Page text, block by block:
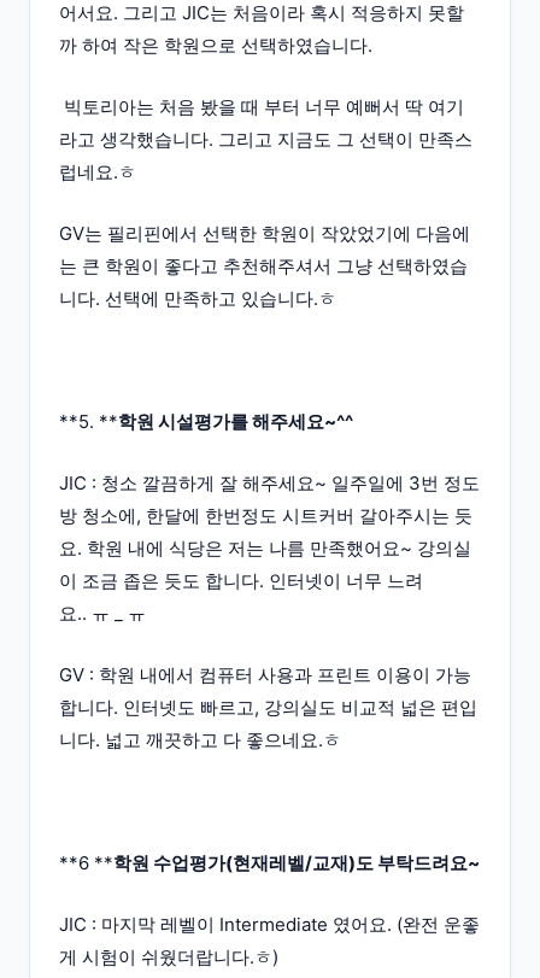
어서요. 그리고 JIC는 처음이라 혹시 적응하지 못할
까 하여 작은 학원으로 선택하였습니다.
빅토리아는 처음 봤을 때 부터 너무 예뻐서 딱 여기
라고 생각했습니다. 그리고 지금도 그 선택이 만족스
럽네요.ㅎ
GV는 필리핀에서 선택한 학원이 작았었기에 다음에
는 큰 학원이 좋다고 추천해주셔서 그냥 선택하였습
니다. 선택에 만족하고 있습니다.ㅎ
**5. **학원 시설평가를 해주세요~^^
JIC : 청소 깔끔하게 잘 해주세요~ 일주일에 3번 정도
방 청소에, 한달에 한번정도 시트커버 갈아주시는 듯
요. 학원 내에 식당은 저는 나름 만족했어요~ 강의실
이 조금 좁은 듯도 합니다. 인터넷이 너무 느려
요.. ㅠ _ ㅠ
GV : 학원 내에서 컴퓨터 사용과 프린트 이용이 가능
합니다. 인터넷도 빠르고, 강의실도 비교적 넓은 편입
니다. 넓고 깨끗하고 다 좋으네요.ㅎ
**6 **학원 수업평가(현재레벨/교재)도 부탁드려요~
JIC : 마지막 레벨이 Intermediate 였어요. (완전 운좋
게 시험이 쉬웠더랍니다.ㅎ)